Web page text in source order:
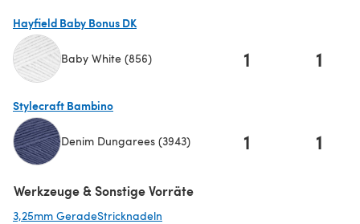
Hayfield Baby Bonus DK
Baby White (856) 1 1
Stylecraft Bambino
Denim Dungarees (3943) 1 1
Werkzeuge & Sonstige Vorräte
3,25mm GeradeStricknadeln